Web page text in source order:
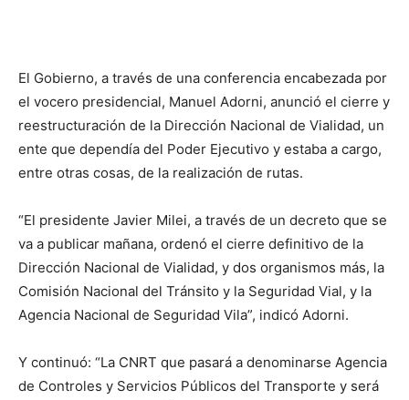
El Gobierno, a través de una conferencia encabezada por
el vocero presidencial, Manuel Adorni, anunció el cierre y
reestructuración de la Dirección Nacional de Vialidad, un
ente que dependía del Poder Ejecutivo y estaba a cargo,
entre otras cosas, de la realización de rutas.
“El presidente Javier Milei, a través de un decreto que se
va a publicar mañana, ordenó el cierre definitivo de la
Dirección Nacional de Vialidad, y dos organismos más, la
Comisión Nacional del Tránsito y la Seguridad Vial, y la
Agencia Nacional de Seguridad Vila”, indicó Adorni.
Y continuó: “La CNRT que pasará a denominarse Agencia
de Controles y Servicios Públicos del Transporte y será